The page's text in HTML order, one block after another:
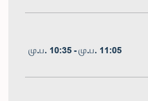
மு.ப. 10:35 - மு.ப. 11:05